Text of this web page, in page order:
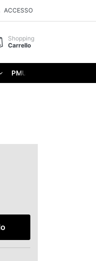
ACCESSO
Shopping
Carrello
PMU